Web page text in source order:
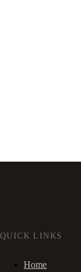
QUICK LINKS
Home